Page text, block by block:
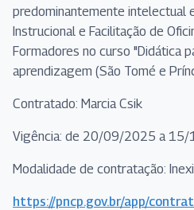
predominantemente intelectual
Instrucional e Facilitação de
Formadores no curso "Didática
aprendizagem (São Tomé e
Contratado: Marcia Csik
Vigência: de 20/09/2025 a
Modalidade de contratação:
https://pncp.gov.br/app/